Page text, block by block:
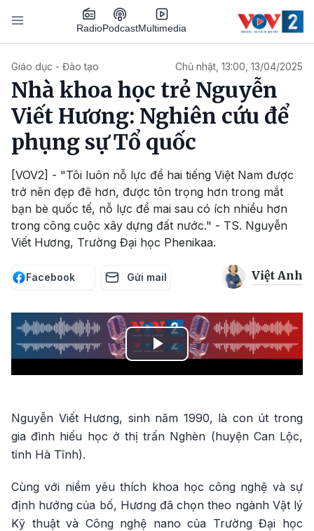
Nhảy đến nội dung
RadioPodcastMultimedia
Giáo dục - Đào tạo Chủ nhật, 13:00, 13/04/2025
Nhà khoa học trẻ Nguyễn
Viết Hương: Nghiên cứu để
phụng sự Tổ quốc
[VOV2] - "Tôi luôn nỗ lực để hai tiếng Việt Nam được
trở nên đẹp đẽ hơn, được tôn trọng hơn trong mắt
bạn bè quốc tế, nỗ lực để mai sau có ích nhiều hơn
trong công cuộc xây dựng đất nước." - TS. Nguyễn
Viết Hương, Trường Đại học Phenikaa.
Facebook Gửi mail Việt Anh
Play
Nguyễn Viết Hương, sinh năm 1990, là con út trong
gia đình hiếu học ở thị trấn Nghèn (huyện Can Lộc,
tỉnh Hà Tĩnh).
Cùng với niềm yêu thích khoa học công nghệ và sự
định hướng của bố, Hương đã chọn theo ngành Vật lý
Kỹ thuật và Công nghệ nano của Trường Đại học